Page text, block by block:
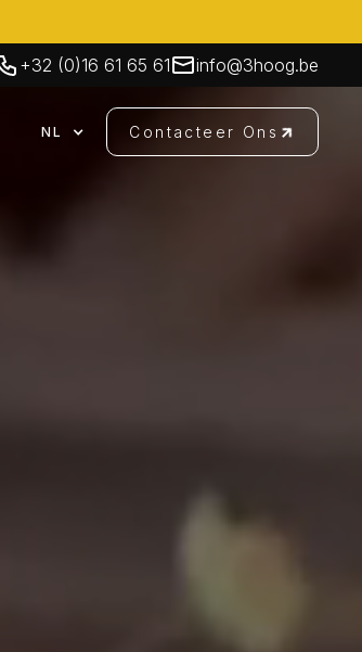
+32 (0)16 61 65 61
info@3hoog.be
NL Contacteer Ons